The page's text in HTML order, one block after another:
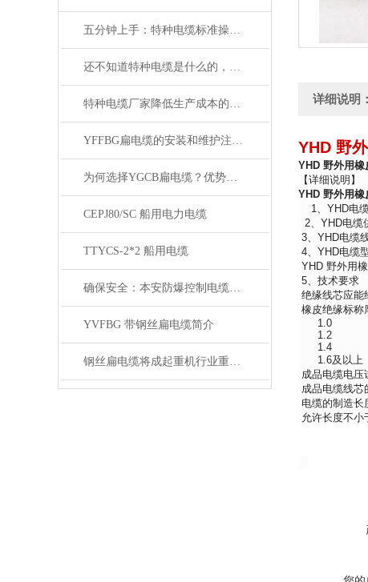
五分钟上手：特种电缆标准操作流程详解
还不知道特种电缆是什么的，请看这里！
特种电缆厂家降低生产成本的合理手段
YFFBG扁电缆的安装和维护注意事项是什么
为何选择YGCB扁电缆？优势与技术详解
CEPJ80/SC 船用电力电缆
TTYCS-2*2 船用电缆
确保安全：本安防爆控制电缆在工业中的重要性
YVFBG 带钢丝扁电缆简介
钢丝扁电缆将成起重机行业重要的一部分
详细说明：
YHD 野
YHD 野外用橡
【详细说明】
YHD 野外用橡
1、YHD电缆
2、YHD电
3、YHD电缆
4、YHD电缆
YHD 野外用
5、技术要求
绝缘线芯应能
橡皮绝缘标
1.0
1.2
1.4
1.6及以
成品电缆电压
成品电缆线芯
电缆的制造长
允许长度不小